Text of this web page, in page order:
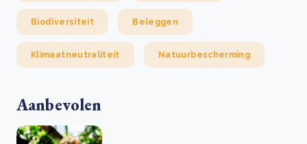
Biodiversiteit Beleggen
Klimaatneutraliteit Natuurbescherming
Aanbevolen